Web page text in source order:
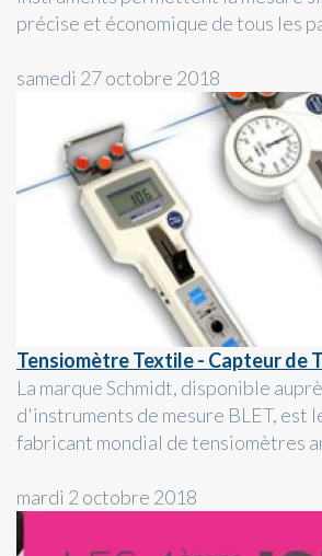
précise et économique de tous les
samedi 27 octobre 2018
Tensiomètre Textile - Capteur de
La marque Schmidt, disponible
d'instruments de mesure BLET, est
fabricant mondial de tensiomètres
mardi 2 octobre 2018